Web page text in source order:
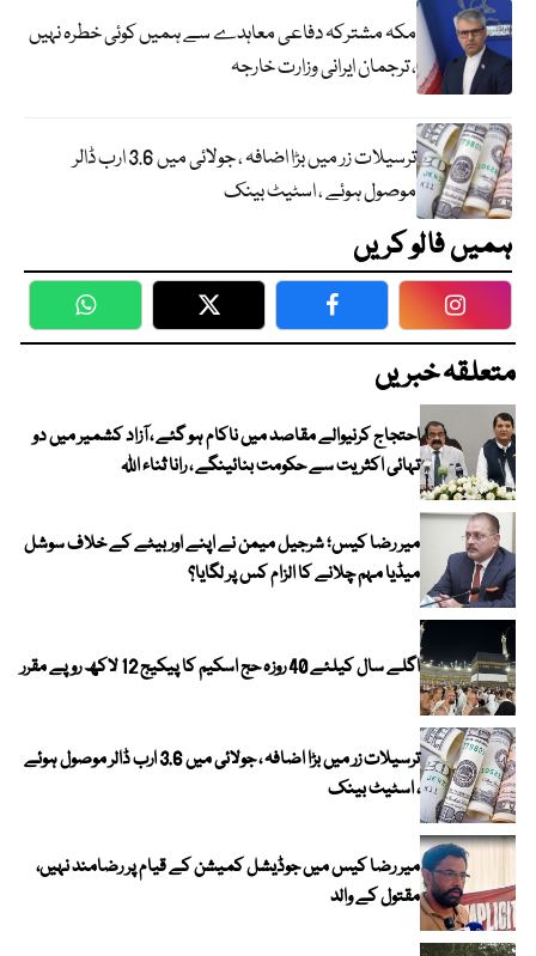
مکہ مشترکہ دفاعی معاہدے سے ہمیں کوئی خطرہ نہیں
، ترجمان ایرانی وزارت خارجہ
ترسیلات زر میں بڑا اضافہ ، جولائی میں 3.6 ارب ڈالر
موصول ہوئے ، اسٹیٹ بینک
ہمیں فالو کریں
WhatsApp Twitter Facebook
متعلقہ خبریں
احتجاج کرنیوالے مقاصد میں ناکام ہو گئے ، آزاد کشمیر میں دو
تہائی اکثریت سے حکومت بنائینگے ، رانا ثناء اللہ
میر رضا کیس؛ شرجیل میمن نے اپنے اور بیٹے کے خلاف سوشل
میڈیا مہم چلانے کا الزام کس پر لگایا؟
اگلے سال کیلئے 40 روزہ حج اسکیم کا پیکیج 12 لاکھ روپے مقرر
ترسیلات زر میں بڑا اضافہ ، جولائی میں 3.6 ارب ڈالر موصول ہوئے
، اسٹیٹ بینک
میر رضا کیس میں جوڈیشل کمیشن کے قیام پر رضامند نہیں،
مقتول کے والد